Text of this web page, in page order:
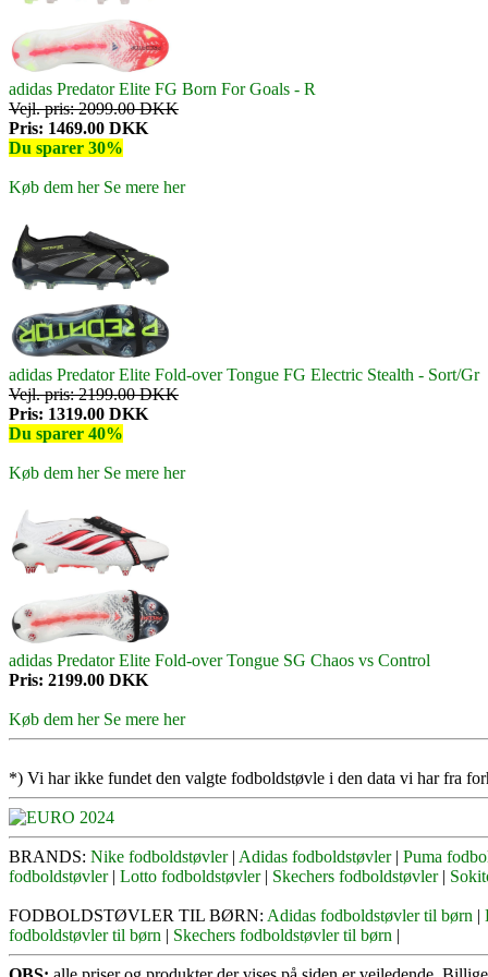
adidas Predator Elite FG Born For Goals - R
Vejl. pris: 2099.00 DKK
Pris: 1469.00 DKK
Du sparer 30%
Køb dem herSe mere her
adidas Predator Elite Fold-over Tongue FG Electric Stealth - Sort/Gr
Vejl. pris: 2199.00 DKK
Pris: 1319.00 DKK
Du sparer 40%
Køb dem herSe mere her
adidas Predator Elite Fold-over Tongue SG Chaos vs Control
Pris: 2199.00 DKK
Køb dem herSe mere her
*) Vi har ikke fundet den valgte fodboldstøvle i den data vi har fra
BRANDS: Nike fodboldstøvler| Adidas fodboldstøvler| Puma
fodboldstøvler| Lotto fodboldstøvler| Skechers fodboldstøvler|
FODBOLDSTØVLER TIL BØRN: Adidas fodboldstøvler til børn |
fodboldstøvler til børn | Skechers fodboldstøvler til børn |